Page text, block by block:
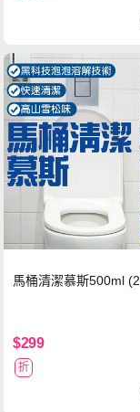
馬桶清潔慕斯500ml
$299
折